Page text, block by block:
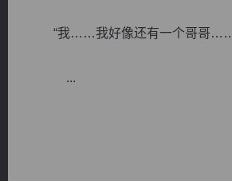
“我……我好像还有一个哥哥
...